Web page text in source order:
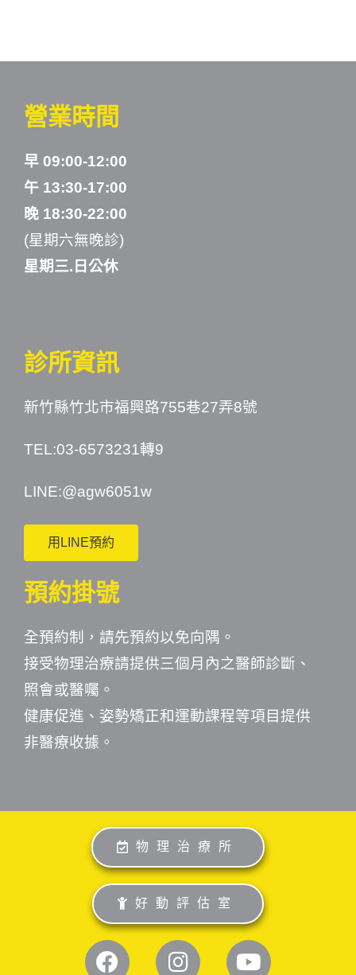
營業時間
早 09:00-12:00
午 13:30-17:00
晚 18:30-22:00
(星期六無晚診)
星期三.日公休
診所資訊
新竹縣竹北市福興路755巷27弄8號
TEL:03-6573231轉9
LINE:@agw6051w
用LINE預約
預約掛號
全預約制，請先預約以免向隅。
接受物理治療請提供三個月內之醫師診斷、
照會或醫囑。
健康促進、姿勢矯正和運動課程等項目提供
非醫療收據。
物理治療所
好動評估室